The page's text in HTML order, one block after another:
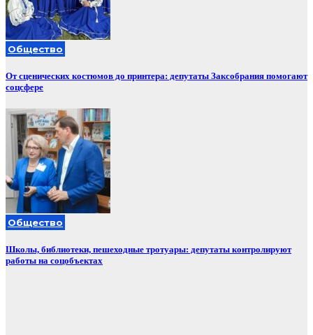
Общество
От сценических костюмов до принтера: депутаты Заксобрания помогают
соцсфере
Общество
Школы, библиотеки, пешеходные тротуары: депутаты контролируют
работы на соцобъектах